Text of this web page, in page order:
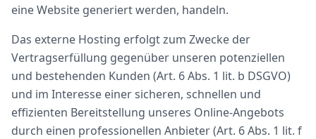
eine Website generiert werden, handeln.
Das externe Hosting erfolgt zum Zwecke der
Vertragserfüllung gegenüber unseren potenziellen
und bestehenden Kunden (Art. 6 Abs. 1 lit. b DSGVO)
und im Interesse einer sicheren, schnellen und
effizienten Bereitstellung unseres Online-Angebots
durch einen professionellen Anbieter (Art. 6 Abs. 1 lit. f